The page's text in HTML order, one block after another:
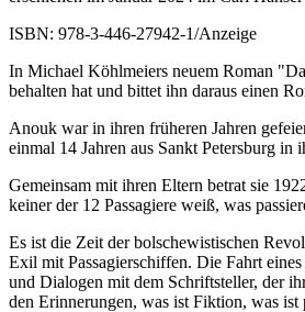
ISBN: 978-3-446-27942-1/Anzeige
In Michael Köhlmeiers neuem Roman
behalten hat und bittet ihn daraus einen
Anouk war in ihren früheren Jahren
einmal 14 Jahren aus Sankt Petersburg in
Gemeinsam mit ihren Eltern betrat sie
keiner der 12 Passagiere weiß, was
Es ist die Zeit der bolschewistischen
Exil mit Passagierschiffen. Die Fahrt
und Dialogen mit dem Schriftsteller, der
den Erinnerungen, was ist Fiktion, was ist